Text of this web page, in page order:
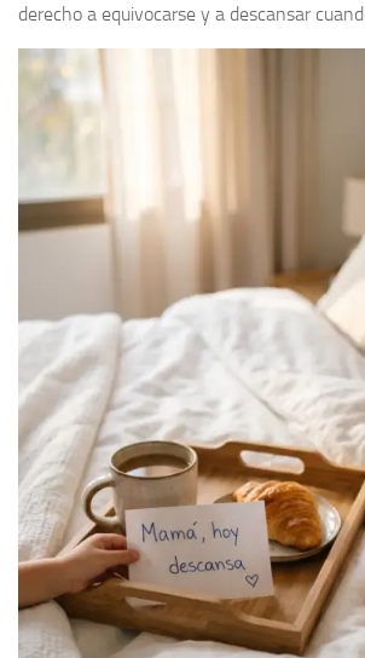
derecho a equivocarse y a descansar